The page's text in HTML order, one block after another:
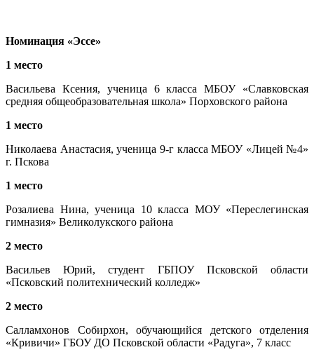
Номинация «Эссе»
1 место
Васильева Ксения, ученица 6 класса МБОУ «Славковская
средняя общеобразовательная школа» Порховского района
1 место
Николаева Анастасия, ученица 9-г класса МБОУ «Лицей №4»
г. Пскова
1 место
Розалиева Нина, ученица 10 класса МОУ «Переслегинская
гимназия» Великолукского района
2 место
Васильев Юрий, студент ГБПОУ Псковской области
«Псковский политехнический колледж»
2 место
Салламхонов Собирхон, обучающийся детского отделения
«Кривичи» ГБОУ ДО Псковской области «Радуга», 7 класс